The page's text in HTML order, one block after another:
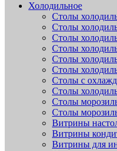
Холодильное
Столы
Столы
Столы
Столы
Столы
Столы
Столы с
Столы
Столы
Столы
Витрины
Витрины
Витрины для